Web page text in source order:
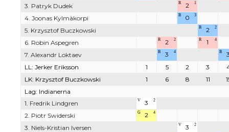
3. Patryk Dudek
R 2 1
4. Joonas Kylmäkorpi B 0 3
5. Krzysztof Buczkowski B 2 2
6. Robin Aspegren R 2 2 R 1 4
7. Alexandr Loktaev B 3 4 B
LL: Jerker Eriksson
1 5 2 3
LK: Krzysztof Buczkowski
1 6 8 11
Lag: Indianerna
1. Fredrik Lindgren
V 3 2
2. Piotr Swiderski G 2 4
3. Niels-Kristian Iversen V 3 2